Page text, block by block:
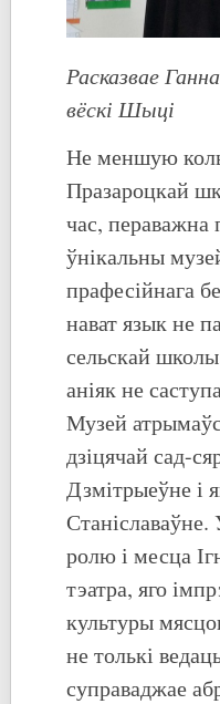
Расказвае
вёскі Шыці
Не меншую
Празароцкай
час,
ўнікальны
прафесійнага
нават язык не
сельскай
аніяк не
Музей
дзіцячай сад-
Дзмітрыеўне і
Станіславаўне.
ролю і месца
тэатра, яго
культуры
не толькі
суправаджае